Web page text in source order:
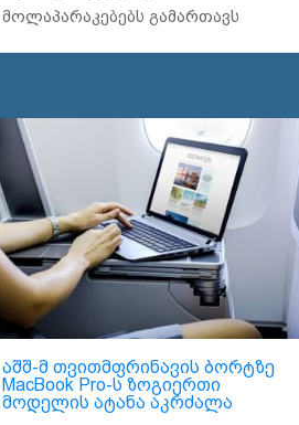
მოლაპარაკებებს გამართავს
აშშ-მ თვითმფრინავის ბორტზე
MacBook Pro-ს ზოგიერთი
მოდელის ატანა აკრძალა